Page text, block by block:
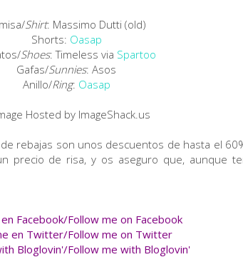
Shirt: Massimo Dutti (old)
Shorts: Oasap
Shoes: Timeless via Spartoo
Gafas/Sunnies: Asos
Anillo/Ring: Oasap
rebajas son unos descuentos de hasta el
precio de risa, y os aseguro que, aunque
Facebook/Follow me on Facebook
en Twitter/Follow me on Twitter
Bloglovin'/Follow me with Bloglovin'